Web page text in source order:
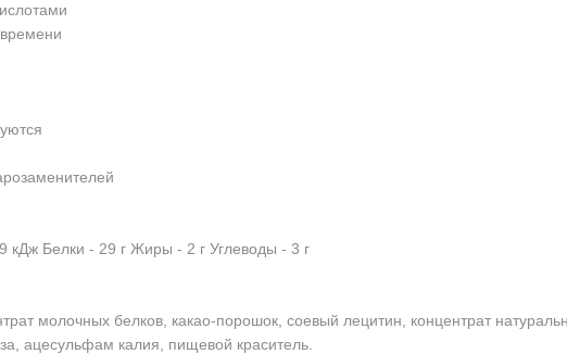
кДж Белки - 29 г Жиры - 2 г Углеводы - 3 г
молочных белков, какао-порошок, соевый лецитин, концентрат
ацесульфам калия, пищевой краситель.